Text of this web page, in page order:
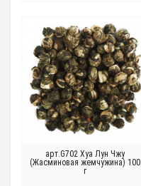
арт.G702 Хуа Лун Чжу
(Жасминовая жемчужина) 100
г